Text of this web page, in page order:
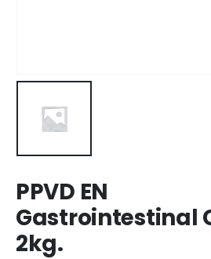
PPVD EN
Gastrointestinal
2kg.